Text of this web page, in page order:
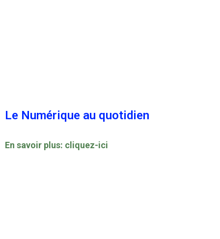
Le Numérique au quotidien
En savoir plus: cliquez-ici